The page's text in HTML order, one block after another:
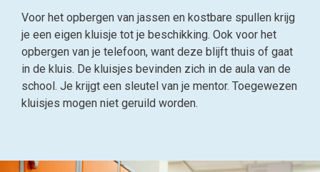
Voor het opbergen van jassen en kostbare spullen krijg
je een eigen kluisje tot je beschikking. Ook voor het
opbergen van je telefoon, want deze blijft thuis of gaat
in de kluis. De kluisjes bevinden zich in de aula van de
school. Je krijgt een sleutel van je mentor. Toegewezen
kluisjes mogen niet geruild worden.